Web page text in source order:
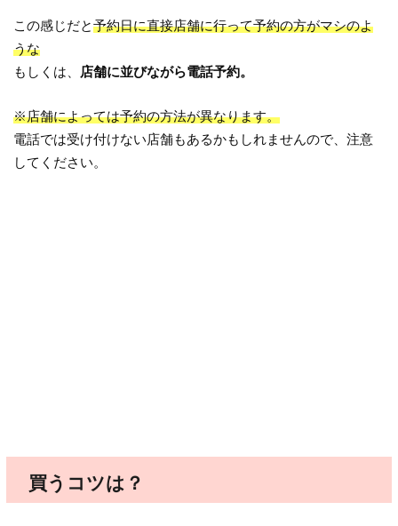
この感じだと予約日に直接店舗に行って予約の方がマシのよ
うな
もしくは、
店舗に並びながら電話予約。
※店舗によっては予約の方法が異なります。
電話では受け付けない店舗もあるかもしれませんので、注意
してください。
買うコツは？